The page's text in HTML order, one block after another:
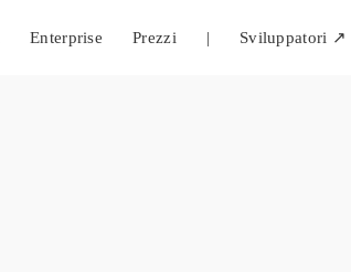
Enterprise Prezzi | Sviluppatori ↗